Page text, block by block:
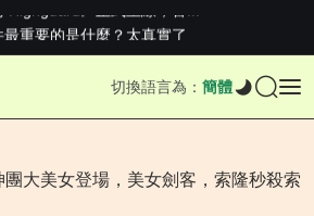
最重要的是什麼？太真實了
單收官：全滿貫對上全滿亞，德約...
Highguard》正式上線，官...
Highguard》正式上線，官...
切換語言為： 簡體
大美女登場，美女劍客，索隆秒殺索